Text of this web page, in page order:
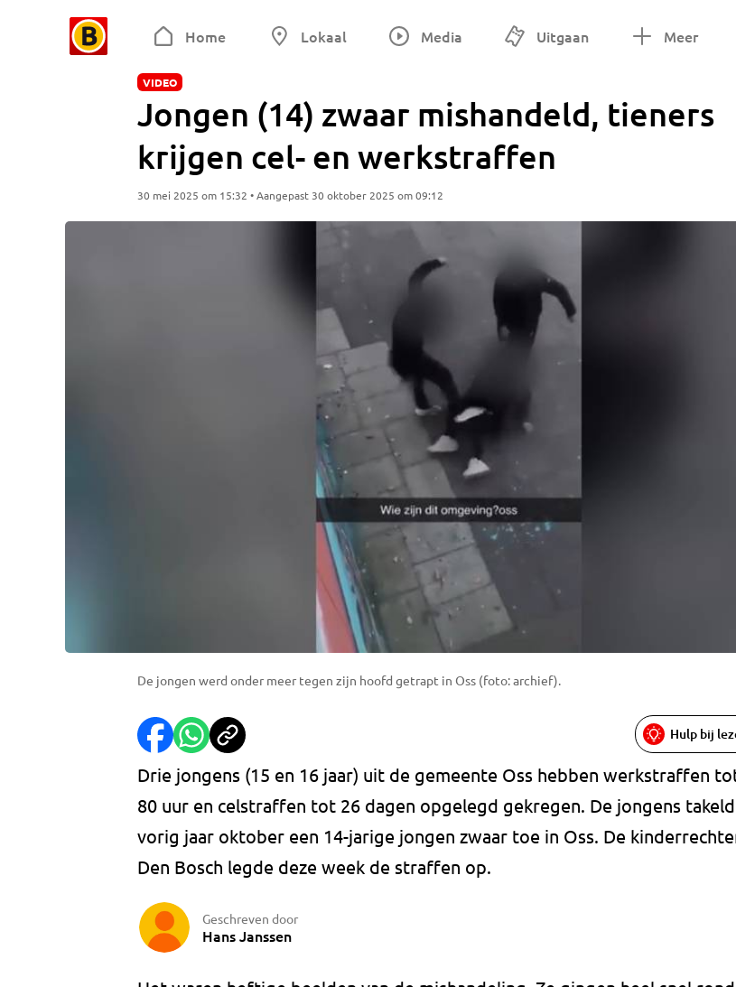
Home Lokaal Media Uitgaan Meer
VIDEO
Jongen (14) zwaar mishandeld, tieners
krijgen cel- en werkstraffen
30 mei 2025 om 15:32 • Aangepast 30 oktober 2025 om 09:12
De jongen werd onder meer tegen zijn hoofd getrapt in Oss (foto: archief).
Hulp bij
Drie jongens (15 en 16 jaar) uit de gemeente Oss hebben werkstraffen
80 uur en celstraffen tot 26 dagen opgelegd gekregen. De jongens
vorig jaar oktober een 14-jarige jongen zwaar toe in Oss. De
Den Bosch legde deze week de straffen op.
Geschreven door
Hans Janssen